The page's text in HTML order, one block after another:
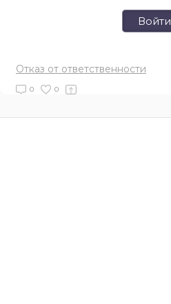
Войти
Отказ от ответственности
0 0